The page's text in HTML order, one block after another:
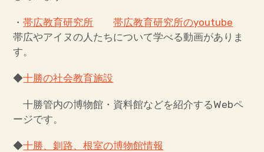
『十勝縦断生物誌』特設ブログ
帯広市140周年記念特設サイト
リンク
十勝・釧路・根室の博物館情報
帯広百年記念館資料収集方針
・帯広教育研究所
帯広教育研究所のyoutube
帯広やアイヌの人たちについて学べる動画がありま
す。
◆十勝の社会教育施設
十勝管内の博物館・資料館などを紹介するWebペ
ージです。
◆十勝、釧路、根室の博物館情報